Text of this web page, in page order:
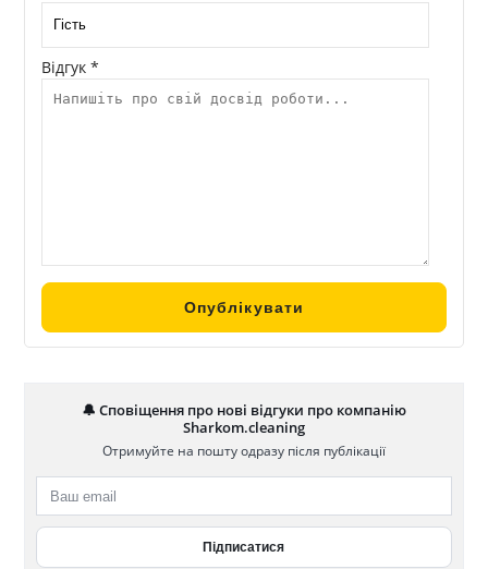
Відгук *
🔔 Сповіщення про нові відгуки про компанію
Sharkom.cleaning
Отримуйте на пошту одразу після публікації